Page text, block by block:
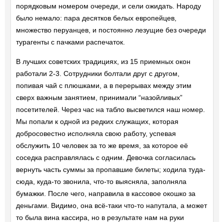
порядковым номером очереди, и сели ожидать. Народу
было немало: пара десятков белых европейцев,
множество перуанцев, и постоянно лезущие без очереди
турагенты с пачками распечаток.
В лучших советских традициях, из 15 приемных окон
работали 2-3. Сотрудники болтали друг с другом,
попивая чай с плюшками, а в перерывах между этим
сверх важным занятием, принимали “назойливых”
посетителей. Через час на табло высветился наш номер.
Мы попали к одной из редких служащих, которая
добросовестно исполняла свою работу, успевая
обслужить 10 человек за то же время, за которое её
соседка расправлялась с одним. Девочка согласилась
вернуть часть суммы за пропавшие билеты; ходила туда-
сюда, куда-то звонила, что-то выясняла, заполняла
бумажки. После чего, направила в кассовое окошко за
деньгами. Видимо, она всё-таки что-то напутала, а может
то была вина кассира, но в результате нам на руки